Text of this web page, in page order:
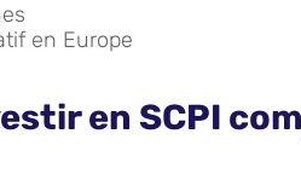
en Europe
en SCPI